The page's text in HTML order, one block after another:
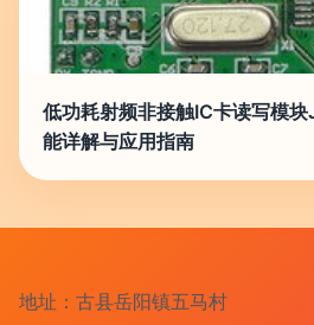
低功耗射频非接触IC卡读写模
能详解与应用指南
地址：古县岳阳镇五马村